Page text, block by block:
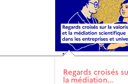
Regards croisés
la médiation...